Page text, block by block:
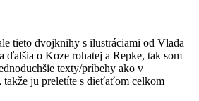
tieto dvojknihy s ilustráciami od Vlada
o Koze rohatej a Repke, tak som
texty/príbehy ako v
takže ju preletíte s dieťaťom celkom